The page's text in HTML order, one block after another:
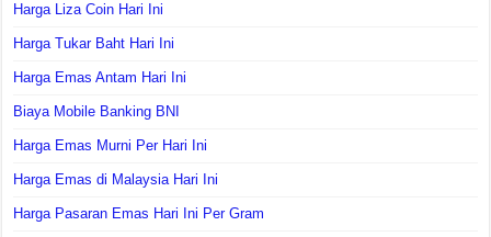
Harga Liza Coin Hari Ini
Harga Tukar Baht Hari Ini
Harga Emas Antam Hari Ini
Biaya Mobile Banking BNI
Harga Emas Murni Per Hari Ini
Harga Emas di Malaysia Hari Ini
Harga Pasaran Emas Hari Ini Per Gram